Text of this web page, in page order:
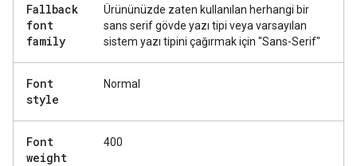
Fallback
font
family
Ürününüzde zaten kullanılan herhangi bir
sans serif gövde yazı tipi veya varsayılan
sistem yazı tipini çağırmak için "Sans-Serif"
Font
style
Normal
Font
weight
400